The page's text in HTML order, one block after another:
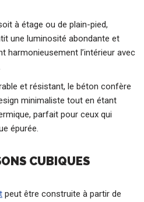
à étage ou de plain-pied,
une luminosité abondante et
harmonieusement l’intérieur avec
et résistant, le béton confère
minimaliste tout en étant
parfait pour ceux qui
épurée.
CUBIQUES
peut être construite à partir de